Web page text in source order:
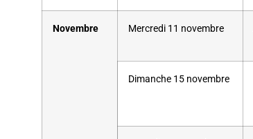
Novembre Mercredi 11 novembre
Dimanche 15 novembre